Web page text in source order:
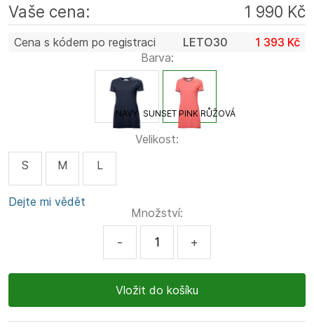
Vaše cena: 1 990 Kč
Cena s kódem po registraci LETO30
1 393 Kč
Barva:
NAVY SUNSET PINK RŮŽOVÁ
Velikost:
S
M L
Dejte mi vědět
Množství:
- +